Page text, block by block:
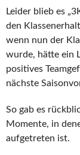
Leider blieb es
den
wenn nun der
wurde, hätte ein
positives
nächste
So gab es
Momente, in
aufgetreten ist.